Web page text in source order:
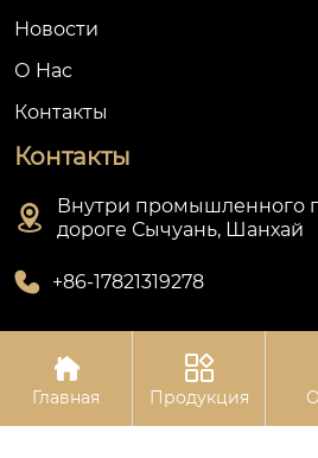
Новости
О Hас
Контакты
Контакты

Внутри промышленного
дороге Сычуань, Шанхай
 +86-17821319278
Авторское право©Шанхай Олин
Завод

Главная

Продукция